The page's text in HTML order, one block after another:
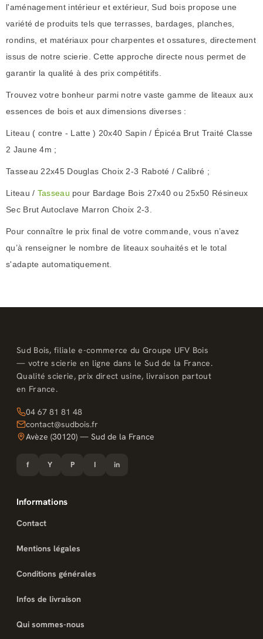
l'aménagement intérieur et extérieur, Sud bois propose une
variété de produits tels que terrasses, bardages, planches,
rondins, et matériaux pour charpentes et ossatures, directement
issus de notre scierie. Cette approche directe nous permet de
garantir la qualité à des prix compétitifs.
Trouvez votre bonheur parmi notre vaste gamme de liteaux aux
essences de bois et aux dimensions diverses :
Liteau ( contre - Latte ) 20x40 Sapin / Épicéa Brut Traité Classe
2 Jaune 4m ;
Tasseau 22x45 Douglas Choix 2-3 Raboté / Calibré ;
Liteau / Tasseau pour Bardage Bois 27x40 ou 25x50 Résineux
Sec Brut Autoclave Marron Choix 2-3.
Pour connaître le prix final de votre commande, vous n’avez
qu’à renseigner le nombre de liteaux souhaités et le total
s'adapte automatiquement.
Sud Bois, filiale e-commerce du Groupe UFV Bois
— votre scierie en ligne dans le Sud de la France.
Qualité scierie, prix direct usine, livraison partout
en France.
04 67 81 81 48
contact@sudbois.fr
Avèze (30120) — Sud de la France
f Y P I in
Informations
Contact
Mentions légales
Conditions générales
Infos de livraison
Qui sommes-nous